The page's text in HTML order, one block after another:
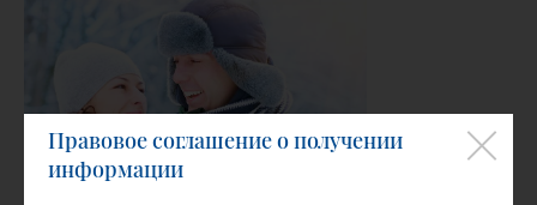
Правовое соглашение о получении
информации